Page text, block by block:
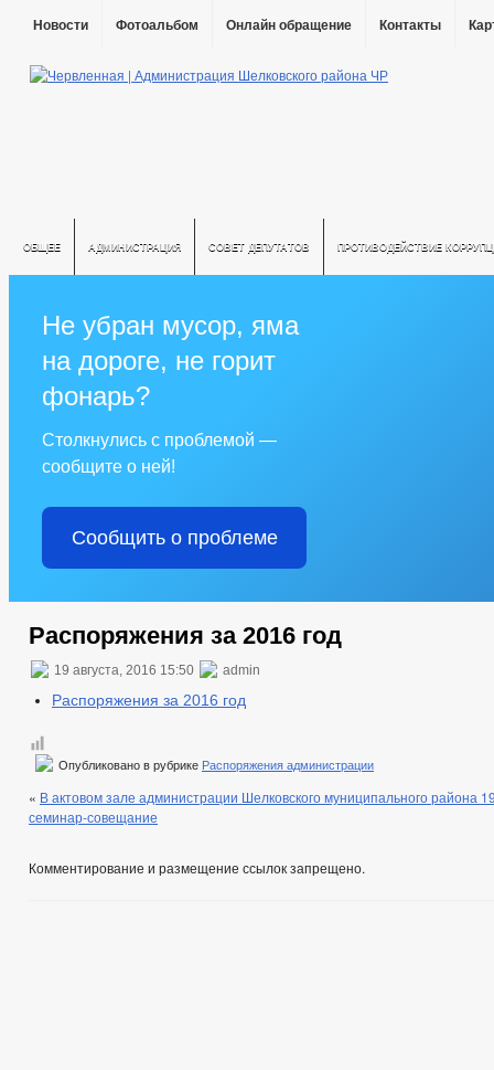
Новости Фотоальбом Онлайн обращение Контакты
ОБЩЕЕ АДМИНИСТРАЦИЯ СОВЕТ ДЕПУТАТОВ ПРОТИВОДЕЙСТВИЕ
Не убран мусор, яма
на дороге, не горит
фонарь?
Столкнулись с проблемой —
сообщите о ней!
Сообщить о проблеме
Распоряжения за 2016 год
19 августа, 2016 15:50 admin
Распоряжения за 2016 год
Опубликовано в рубрике Распоряжения администрации
« В актовом зале администрации Шелковского муниципального района
семинар-совещание
Комментирование и размещение ссылок запрещено.